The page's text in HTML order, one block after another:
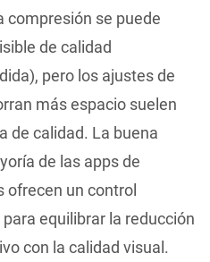
compresión se puede
de calidad
pero los ajustes de
más espacio suelen
de calidad. La buena
de las apps de
ofrecen un control
equilibrar la reducción
con la calidad visual.